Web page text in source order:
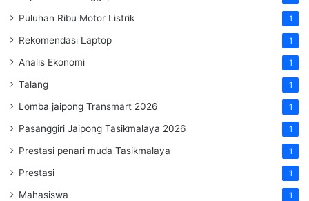
Puluhan Ribu Motor Listrik 1
Rekomendasi Laptop 1
Analis Ekonomi 1
Talang 1
Lomba jaipong Transmart 2026 1
Pasanggiri Jaipong Tasikmalaya 2026 1
Prestasi penari muda Tasikmalaya 1
Prestasi 1
Mahasiswa 1